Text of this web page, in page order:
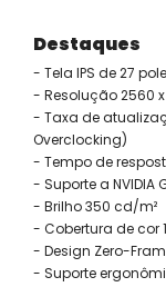
Destaques
- Tela IPS de 27
- Resolução 2560 x
- Taxa de
Overclocking)
- Tempo de
- Suporte a NVIDIA
- Brilho 350 cd/m²
- Cobertura de cor
- Design Zero-
- Suporte